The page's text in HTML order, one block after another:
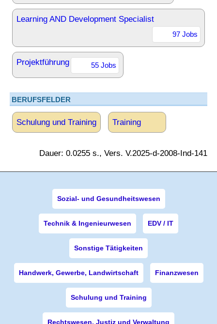
Learning AND Development Specialist
97 Jobs
Projektführung 55 Jobs
BERUFSFELDER
Schulung und Training Training
Dauer: 0.0255 s., Vers. V.2025-d-2008-Ind-141
Sozial- und Gesundheitswesen
Technik & Ingenieurwesen EDV / IT
Sonstige Tätigkeiten
Handwerk, Gewerbe, Landwirtschaft Finanzwesen
Schulung und Training
Rechtswesen, Justiz und Verwaltung